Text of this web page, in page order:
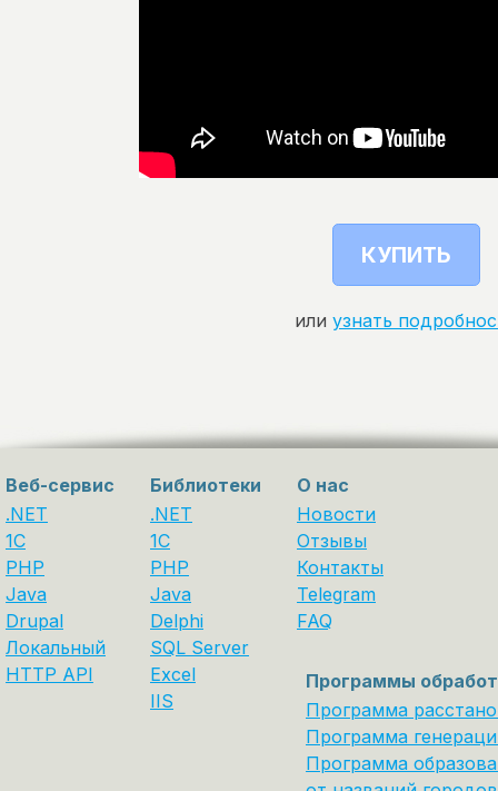
КУПИТЬ
или узнать
Веб-сервис
.NET
1C
PHP
Java
Drupal
Локальный
HTTP API
Библиотеки
.NET
1С
PHP
Java
Delphi
SQL Server
Excel
IIS
О нас
Новости
Отзывы
Контакты
Telegram
FAQ
Программы
Программа
Программа
Программа